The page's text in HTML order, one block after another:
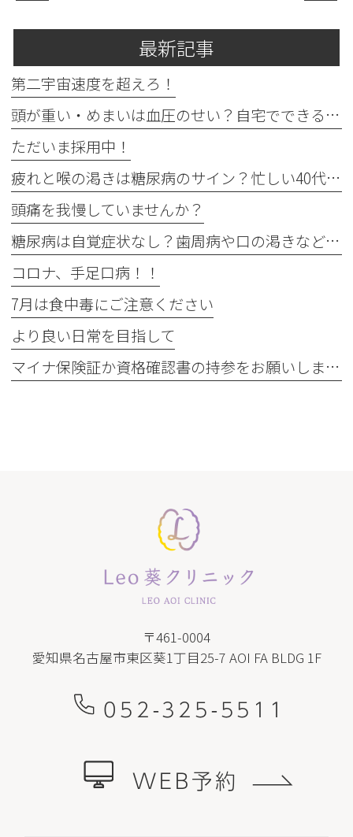
最新記事
第二宇宙速度を超えろ！
頭が重い・めまいは血圧のせい？自宅でできる確認法と受診目安
ただいま採用中！
疲れと喉の渇きは糖尿病のサイン？忙しい40代の受診目安
頭痛を我慢していませんか？
糖尿病は自覚症状なし？歯周病や口の渇きなど初期サイン5つと数値
コロナ、手足口病！！
7月は食中毒にご注意ください
より良い日常を目指して
マイナ保険証か資格確認書の持参をお願いします
〒461-0004
愛知県名古屋市東区葵1丁目25-7 AOI FA BLDG 1F
052-325-5511
WEB予約